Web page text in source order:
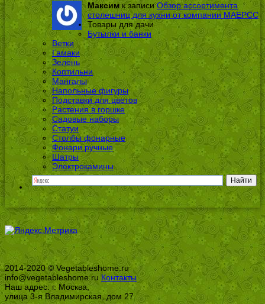
Максимк записиОбзор ассортимента
столешниц для кухни от компании МАЕРСС
Товары для дачи
Бутылки и банки
Ветки
Гамаки
Зелень
Коптильни
Мангалы
Напольные фигуры
Подставки для цветов
Растения в горшке
Садовые наборы
Статуи
Столбы фонарные
Фонари ручные
Шатры
Электрокамины
2014-2020 © Vegetableshome.ru
info@vegetableshome.ruКонтакты
Наш адрес: г. Москва,
улица 3-я Владимирская, дом 27